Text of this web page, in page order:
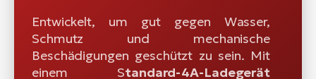
Entwickelt, um gut gegen Wasser,
Schmutz und mechanische
Beschädigungen geschützt zu sein. Mit
einem Standard-4A-Ladegerät